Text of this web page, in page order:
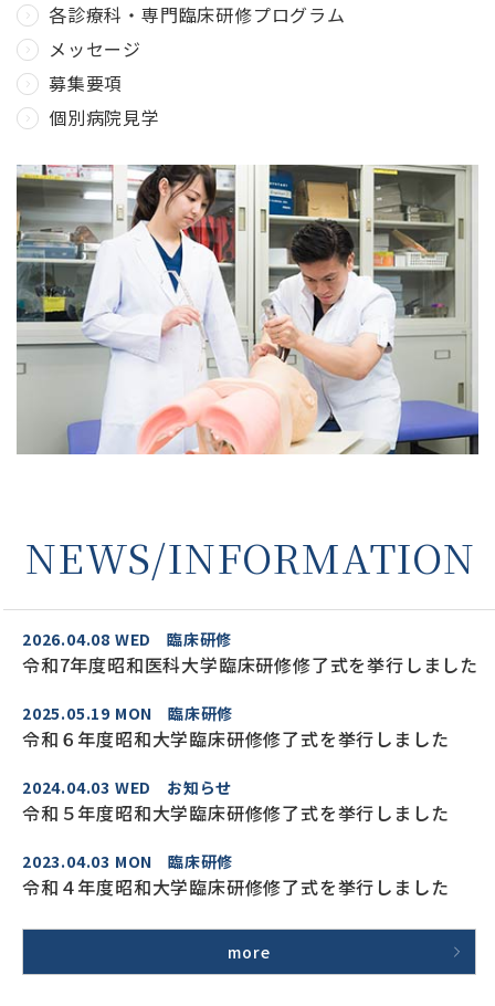
各診療科・専門臨床研修プログラム
メッセージ
募集要項
個別病院見学
NEWS/INFORMATION
2026.04.08 WED 臨床研修
令和7年度昭和医科大学臨床研修修了式を挙行しました
2025.05.19 MON 臨床研修
令和６年度昭和大学臨床研修修了式を挙行しました
2024.04.03 WED お知らせ
令和５年度昭和大学臨床研修修了式を挙行しました
2023.04.03 MON 臨床研修
令和４年度昭和大学臨床研修修了式を挙行しました
more